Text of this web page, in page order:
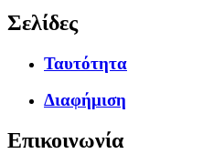
Σελίδες
Ταυτότητα
Διαφήμιση
Επικοινωνία